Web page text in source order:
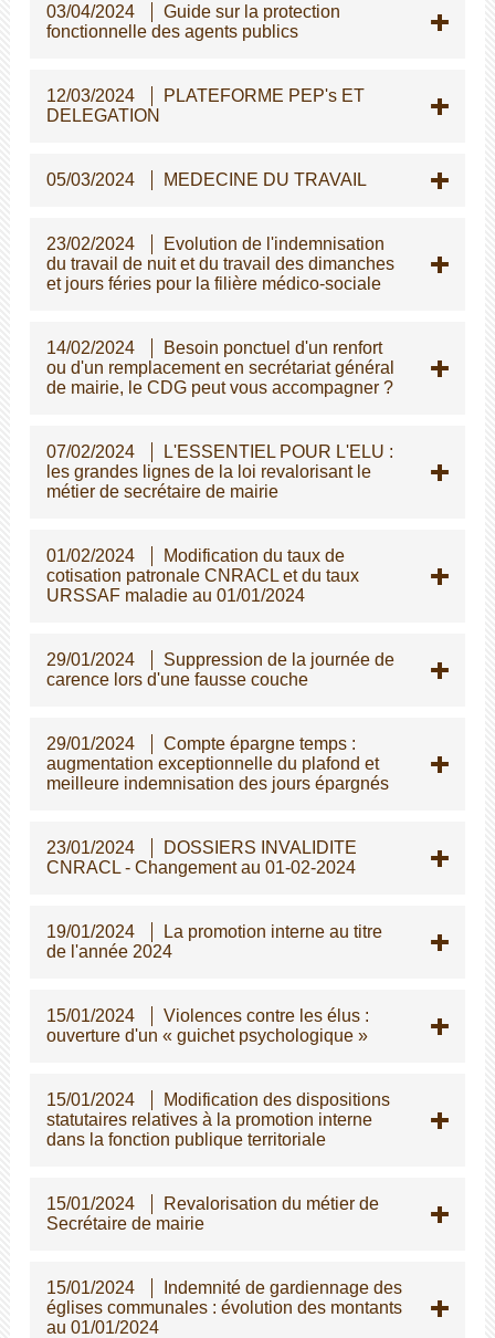
03/04/2024
Guide sur la protection
fonctionnelle des agents publics
12/03/2024
PLATEFORME PEP's ET
DELEGATION
05/03/2024 MEDECINE DU TRAVAIL
23/02/2024
Evolution de l'indemnisation
du travail de nuit et du travail des dimanches
et jours féries pour la filière médico-sociale
14/02/2024
Besoin ponctuel d'un renfort
ou d'un remplacement en secrétariat général
de mairie, le CDG peut vous accompagner ?
07/02/2024
L'ESSENTIEL POUR L'ELU :
les grandes lignes de la loi revalorisant le
métier de secrétaire de mairie
01/02/2024
Modification du taux de
cotisation patronale CNRACL et du taux
URSSAF maladie au 01/01/2024
29/01/2024
Suppression de la journée de
carence lors d'une fausse couche
29/01/2024
Compte épargne temps :
augmentation exceptionnelle du plafond et
meilleure indemnisation des jours épargnés
23/01/2024
DOSSIERS INVALIDITE
CNRACL - Changement au 01-02-2024
19/01/2024
La promotion interne au titre
de l'année 2024
15/01/2024
Violences contre les élus :
ouverture d'un « guichet psychologique »
15/01/2024
Modification des dispositions
statutaires relatives à la promotion interne
dans la fonction publique territoriale
15/01/2024
Revalorisation du métier de
Secrétaire de mairie
15/01/2024
Indemnité de gardiennage des
églises communales : évolution des montants
au 01/01/2024